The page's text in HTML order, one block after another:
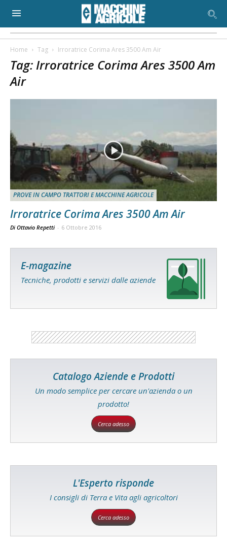
Home Tag Irroratrice Corima Ares 3500 Am Air
Tag: Irroratrice Corima Ares 3500 Am
Air
PROVE IN CAMPO TRATTORI E MACCHINE AGRICOLE
Irroratrice Corima Ares 3500 Am Air
Di Ottavio Repetti - 6 Ottobre 2016
E-magazine
Tecniche, prodotti e servizi dalle aziende
Catalogo Aziende e Prodotti
Un modo semplice per cercare un'azienda o un
prodotto!
Cerca adesso
L'Esperto risponde
I consigli di Terra e Vita agli agricoltori
Cerca adesso